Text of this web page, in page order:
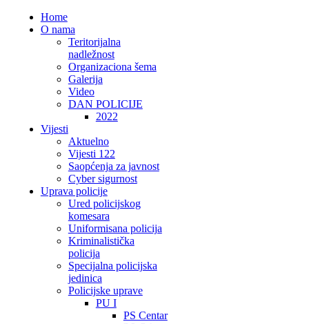
Home
O nama
Teritorijalna
nadležnost
Organizaciona šema
Galerija
Video
DAN POLICIJE
2022
Vijesti
Aktuelno
Vijesti 122
Saopćenja za javnost
Cyber sigurnost
Uprava policije
Ured policijskog
komesara
Uniformisana policija
Kriminalistička
policija
Specijalna policijska
jedinica
Policijske uprave
PU I
PS Centar